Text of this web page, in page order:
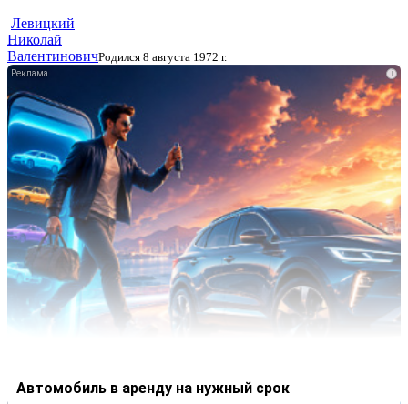
Левицкий
Николай
ВалентиновичРодился 8 августа 1972 г.
i
Автомобиль в аренду на нужный срок